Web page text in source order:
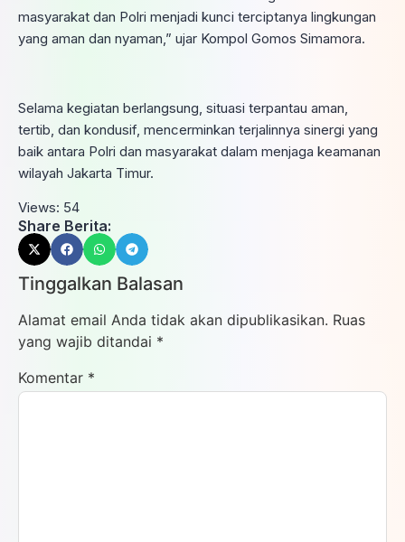
masyarakat dan Polri menjadi kunci terciptanya lingkungan
yang aman dan nyaman,” ujar Kompol Gomos Simamora.
Selama kegiatan berlangsung, situasi terpantau aman,
tertib, dan kondusif, mencerminkan terjalinnya sinergi yang
baik antara Polri dan masyarakat dalam menjaga keamanan
wilayah Jakarta Timur.
Views: 54
Share Berita:
Tinggalkan Balasan
Alamat email Anda tidak akan dipublikasikan. Ruas
yang wajib ditandai *
Komentar *